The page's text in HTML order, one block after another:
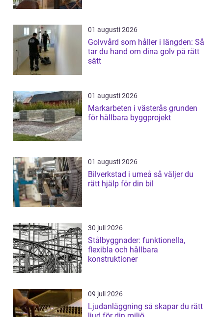
01 augusti 2026
Golvvård som håller i längden: Så
tar du hand om dina golv på rätt
sätt
01 augusti 2026
Markarbeten i västerås grunden
för hållbara byggprojekt
01 augusti 2026
Bilverkstad i umeå så väljer du
rätt hjälp för din bil
30 juli 2026
Stålbyggnader: funktionella,
flexibla och hållbara
konstruktioner
09 juli 2026
Ljudanläggning så skapar du rätt